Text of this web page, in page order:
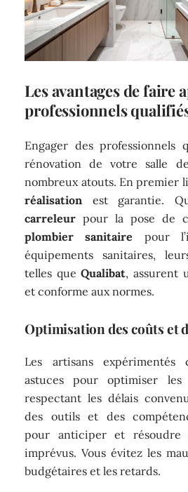
Les avantages de faire
professionnels
Engager des professionnels
rénovation de votre salle
nombreux atouts. En premier
réalisation est garantie.
carreleur pour la pose de
plombier sanitaire pour
équipements sanitaires,
telles queQualibat, assurent
et conforme aux normes.
Optimisation des coûts et
Les artisans expérimentés
astuces pour optimiser
respectant les délais
des outils et des
pour anticiper et résoudre
imprévus. Vous évitez les
budgétaires et les retards.